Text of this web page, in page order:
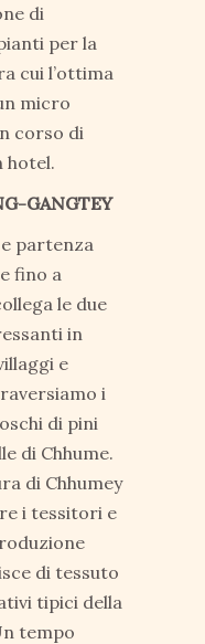
di
per la
cui l’ottima
micro
corso di
hotel.
GANGTEY
partenza
fino a
le due
in
e
i
di pini
di Chhume.
di Chhumey
i tessitori e
di tessuto
tipici della
tempo